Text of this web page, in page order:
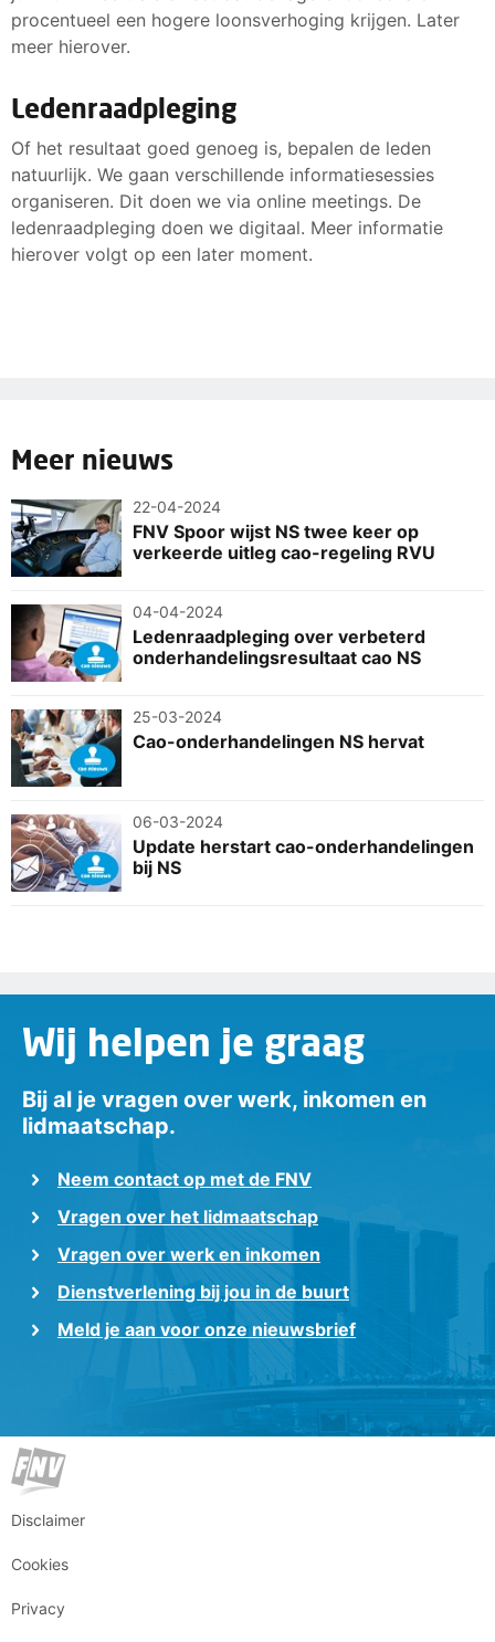
procentueel een hogere loonsverhoging krijgen. Later
meer hierover.
Ledenraadpleging
Of het resultaat goed genoeg is, bepalen de leden
natuurlijk. We gaan verschillende informatiesessies
organiseren. Dit doen we via online meetings. De
ledenraadpleging doen we digitaal. Meer informatie
hierover volgt op een later moment.
Meer nieuws
22-04-2024
FNV Spoor wijst NS twee keer op
verkeerde uitleg cao-regeling RVU
04-04-2024
Ledenraadpleging over verbeterd
onderhandelingsresultaat cao NS
25-03-2024
Cao-onderhandelingen NS hervat
06-03-2024
Update herstart cao-onderhandelingen
bij NS
Wij helpen je graag
Bij al je vragen over werk, inkomen en
lidmaatschap.
Neem contact op met de FNV
Vragen over het lidmaatschap
Vragen over werk en inkomen
Dienstverlening bij jou in de buurt
Meld je aan voor onze nieuwsbrief
Disclaimer
Cookies
Privacy